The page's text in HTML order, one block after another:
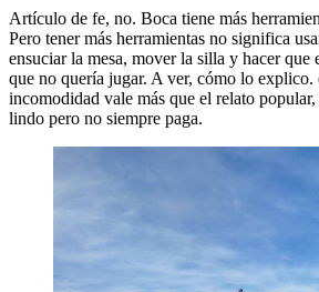
Artículo de fe, no. Boca tiene más
Pero tener más herramientas no significa
ensuciar la mesa, mover la silla y hacer
que no quería jugar. A ver, cómo lo explico.
incomodidad vale más que el relato
lindo pero no siempre paga.